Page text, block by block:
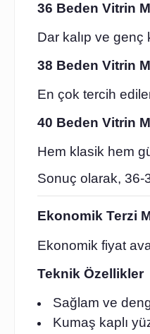
36 Beden Vitrin
Dar kalıp ve genç
38 Beden Vitrin
En çok tercih
40 Beden Vitrin
Hem klasik hem
Sonuç olarak, 36-
Ekonomik Terzi
Ekonomik fiyat
Teknik Özellikler
Sağlam ve
Kumaş kaplı